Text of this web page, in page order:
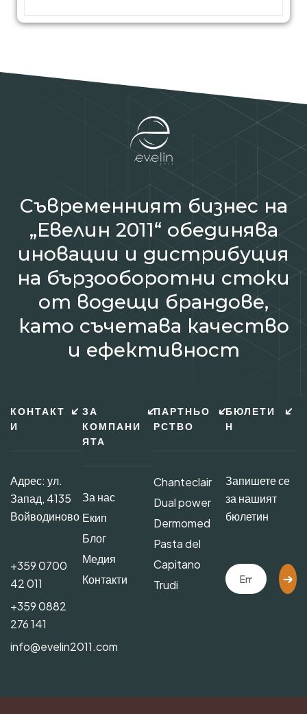
Съвременният бизнес на
„Евелин 2011“ обединява
иновации и дистрибуция
на бързооборотни стоки
от водещи брандове,
като съчетава качество
и ефективност
КОНТАКТ
И
Адрес: ул.
Запад, 4135
Войводиново
+359 0700
42 011
+359 0882
276 141
info@evelin2011.com
ЗА
КОМПАНИ
ЯТА
За нас
Екип
Блог
Медия
Контакти
ПАРТНЬО
РСТВО
Chanteclair
Dual power
Dermomed
Pasta del
Capitano
Trudi
БЮЛЕТИ
Н
Запишете се
за нашият
бюлетин